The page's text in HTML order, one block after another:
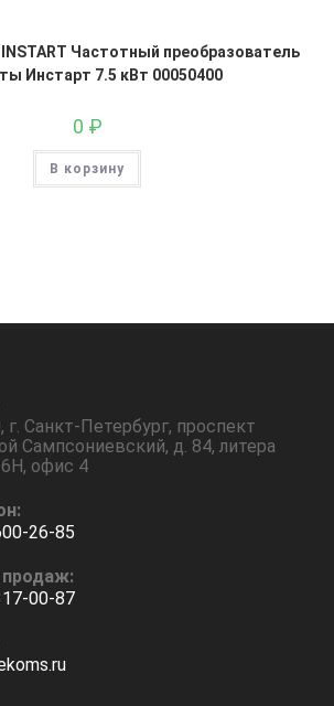
INSTART Частотный преобразователь
Инстарт 7.5 кВт 00050400
0 ₽
В корзину
г. Санкт-Петербург, проспект
Сампсониевский, д. 84, литера
офис 4
26-85
00-87
Откроется